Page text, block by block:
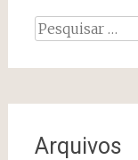
Pesquisar
Arquivos